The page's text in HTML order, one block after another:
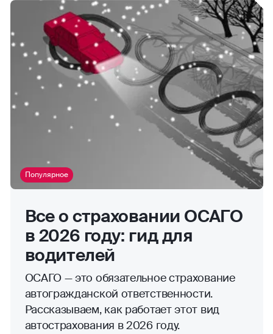
Популярное
Все о страховании ОСАГО
в 2026 году: гид для
водителей
ОСАГО — это обязательное страхование
автогражданской ответственности.
Рассказываем, как работает этот вид
автострахования в 2026 году.